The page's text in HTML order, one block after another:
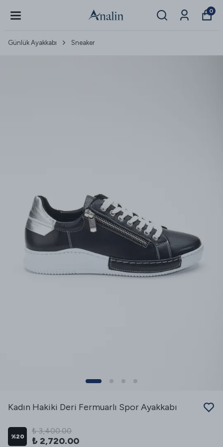
0
Günlük Ayakkabı Sneaker
Kadın Hakiki Deri Fermuarlı Spor Ayakkabı
%20
₺ 3,400.00
₺ 2,720.00